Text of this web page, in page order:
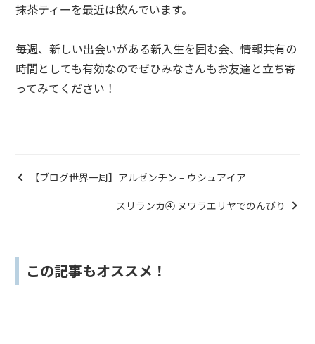
抹茶ティーを最近は飲んでいます。
毎週、新しい出会いがある新入生を囲む会、情報共有の
時間としても有効なのでぜひみなさんもお友達と立ち寄
ってみてください！
【ブログ世界一周】アルゼンチン – ウシュアイア
スリランカ④ ヌワラエリヤでのんびり
この記事もオススメ！